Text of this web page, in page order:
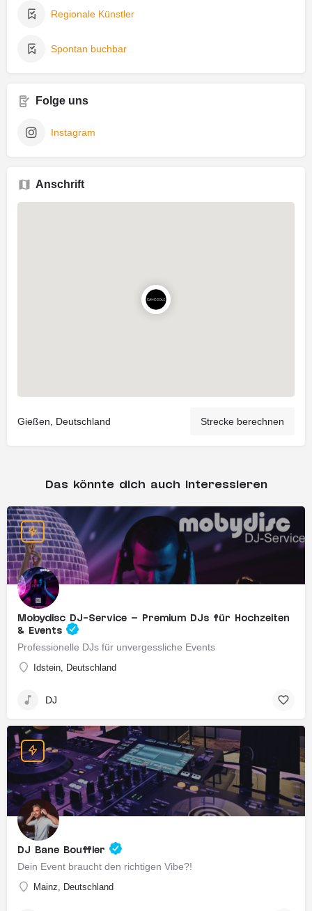
Regionale Künstler
Spontan buchbar
Folge uns
Instagram
Anschrift
Gießen, Deutschland Strecke berechnen
Das könnte dich auch interessieren
Mobydisc DJ-Service – Premium DJs für Hochzeiten
& Events
Professionelle DJs für unvergessliche Events
Idstein, Deutschland
DJ
DJ Bane Bouffier
Dein Event braucht den richtigen Vibe?!
Mainz, Deutschland